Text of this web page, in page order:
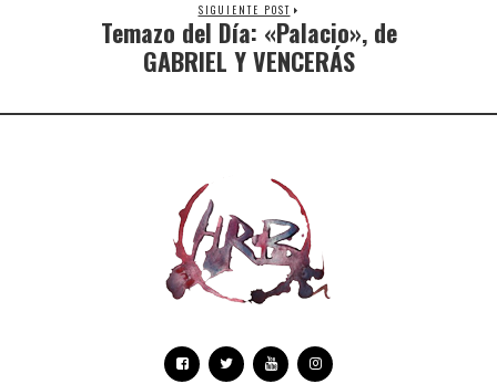
SIGUIENTE POST
Temazo del Día: «Palacio», de
GABRIEL Y VENCERÁS